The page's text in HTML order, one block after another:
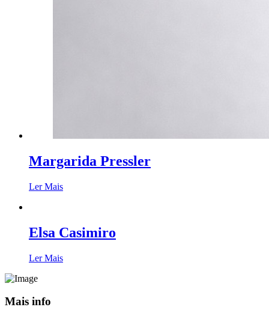
Margarida Pressler
Ler Mais
Elsa Casimiro
Ler Mais
Mais info